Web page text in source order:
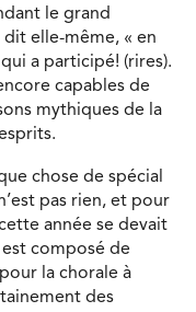
le grand
elle-même, « en
a participé! (rires).
capables de
mythiques de la
chose de spécial
pas rien, et pour
année se devait
composé de
la chorale à
des